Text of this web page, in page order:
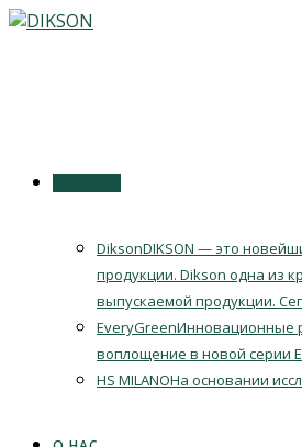
Перейти
DiksonDIKSON — это
продукции. Dikson одна из
выпускаемой продукции.
EveryGreenИнновационные
воплощение в новой серии
HS MILANOНа основании